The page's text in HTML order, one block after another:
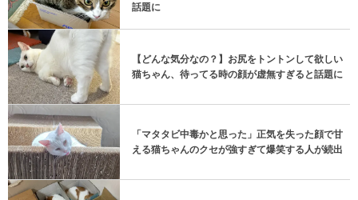
話題に
【どんな気分なの？】お尻をトントンして欲しい
猫ちゃん、待ってる時の顔が虚無すぎると話題に
「マタタビ中毒かと思った」正気を失った顔で甘
える猫ちゃんのクセが強すぎて爆笑する人が続出